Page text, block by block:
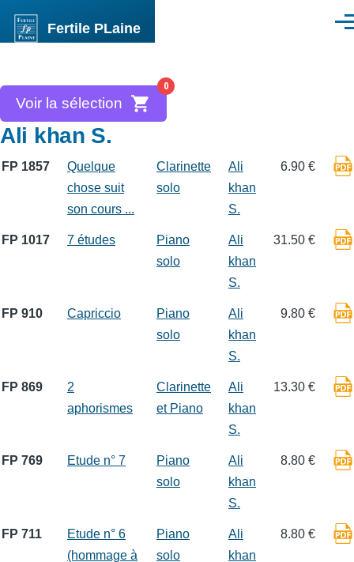
Fertile PLaine
0
Voir la sélection
Ali khan S.
FP 1857
Quelque
chose suit
son cours ...
Clarinette
solo
Ali
khan
S.
6.90 €
FP 1017 7 études
Piano
solo
Ali
khan
S.
31.50 €
FP 910 Capriccio
Piano
solo
Ali
khan
S.
9.80 €
FP 869
2
aphorismes
Clarinette
et Piano
Ali
khan
S.
13.30 €
FP 769 Etude n° 7
Piano
solo
Ali
khan
S.
8.80 €
FP 711
Etude n° 6
(hommage à
Piano
solo
Ali
khan
8.80 €